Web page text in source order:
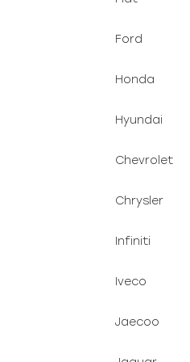
Ford
Honda
Hyundai
Chevrolet
Chrysler
Infiniti
Iveco
Jaecoo